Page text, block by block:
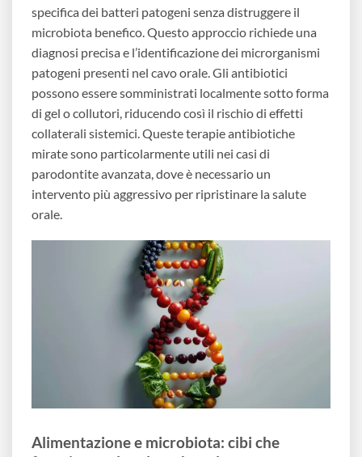
specifica dei batteri patogeni senza distruggere il
microbiota benefico. Questo approccio richiede una
diagnosi precisa e l’identificazione dei microrganismi
patogeni presenti nel cavo orale. Gli antibiotici
possono essere somministrati localmente sotto forma
di gel o collutori, riducendo così il rischio di effetti
collaterali sistemici. Queste terapie antibiotiche
mirate sono particolarmente utili nei casi di
parodontite avanzata, dove è necessario un
intervento più aggressivo per ripristinare la salute
orale.
Alimentazione e microbiota: cibi che